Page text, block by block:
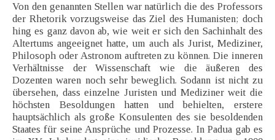
Von den genannten Stellen war natürlich die des Professors
der Rhetorik vorzugsweise das Ziel des Humanisten; doch
hing es ganz davon ab, wie weit er sich den Sachinhalt des
Altertums angeeignet hatte, um auch als Jurist, Mediziner,
Philosoph oder Astronom auftreten zu können. Die inneren
Verhältnisse der Wissenschaft wie die äußeren des
Dozenten waren noch sehr beweglich. Sodann ist nicht zu
übersehen, dass einzelne Juristen und Mediziner weit die
höchsten Besoldungen hatten und behielten, erstere
hauptsächlich als große Konsulenten des sie besoldenden
Staates für seine Ansprüche und Prozesse. In Padua gab es